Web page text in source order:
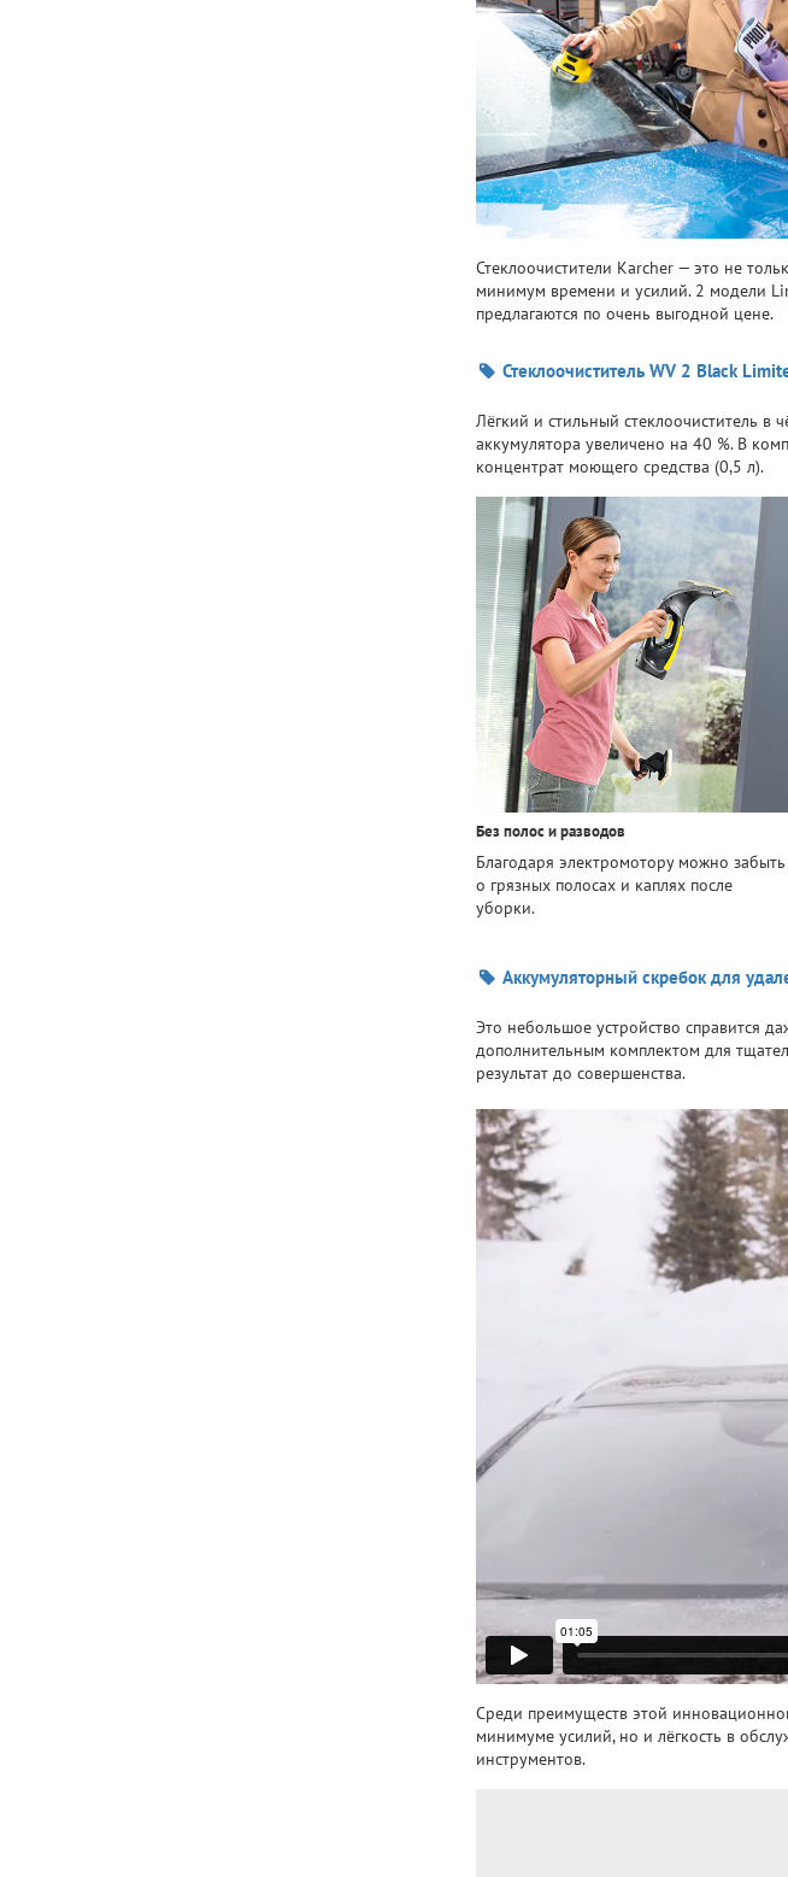
Стеклоочистители Karcher — это не
минимум времени и усилий. 2 модели
предлагаются по очень выгодной цене.
Стеклоочиститель WV 2 Black
Лёгкий и стильный стеклоочиститель
аккумулятора увеличено на 40 %. В
концентрат моющего средства (0,5 л).
Без полос и разводов
Благодаря электромотору можно забыть
о грязных полосах и каплях после
уборки.
Аккумуляторный скребок для
Это небольшое устройство справится
дополнительным комплектом для
результат до совершенства.
Среди преимуществ этой
минимуме усилий, но и лёгкость в
инструментов.